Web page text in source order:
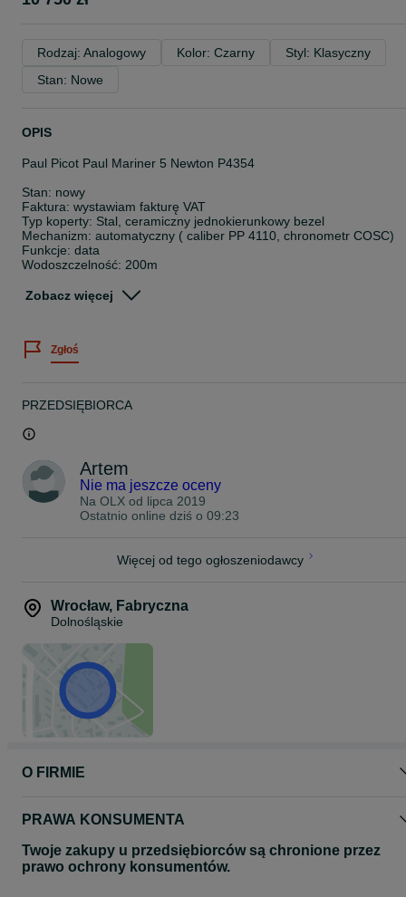
Rodzaj: Analogowy Kolor: Czarny
Styl: Klasyczny
Stan: Nowe
OPIS
Paul Picot Paul Mariner 5 Newton P4354
Stan: nowy
Faktura: wystawiam fakturę VAT
Typ koperty: Stal, ceramiczny jednokierunkowy bezel
Mechanizm: automatyczny ( caliber PP 4110, chronometr COSC)
Funkcje: data
Wodoszczelność: 200m
Dokumenty
2-letnia oficjalna gwarancja
ustalenia indywidualnie).
Płatność: Przelew bankowy lub spotkanie osobiste we Wrocławiu
Istnieje możliwość wymiany
Zobacz moje inne aukcje!
Zobacz więcej
Zgłoś
PRZEDSIĘBIORCA
Artem
Nie ma jeszcze oceny
Na OLX od lipca 2019
Ostatnio online dziś o 09:23
Więcej od tego ogłoszeniodawcy
Wrocław, Fabryczna
Dolnośląskie
O FIRMIE
PRAWA KONSUMENTA
Twoje zakupy u przedsiębiorców są chronione przez
prawo ochrony konsumentów.